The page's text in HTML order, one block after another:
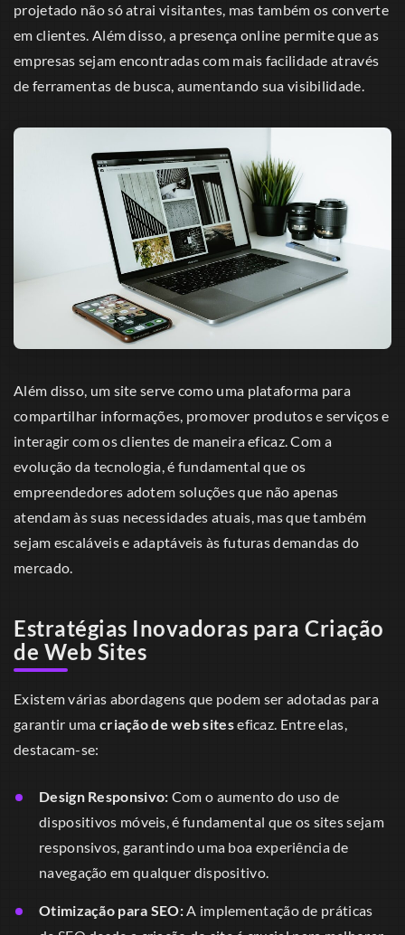
projetado não só atrai visitantes, mas também os converte
em clientes. Além disso, a presença online permite que as
empresas sejam encontradas com mais facilidade através
de ferramentas de busca, aumentando sua visibilidade.
Além disso, um site serve como uma plataforma para
compartilhar informações, promover produtos e serviços e
interagir com os clientes de maneira eficaz. Com a
evolução da tecnologia, é fundamental que os
empreendedores adotem soluções que não apenas
atendam às suas necessidades atuais, mas que também
sejam escaláveis e adaptáveis às futuras demandas do
mercado.
Estratégias Inovadoras para Criação
de Web Sites
Existem várias abordagens que podem ser adotadas para
garantir uma criação de web siteseficaz. Entre elas,
destacam-se:
Design Responsivo: Com o aumento do uso de
dispositivos móveis, é fundamental que os sites sejam
responsivos, garantindo uma boa experiência de
navegação em qualquer dispositivo.
Otimização para SEO:A implementação de práticas